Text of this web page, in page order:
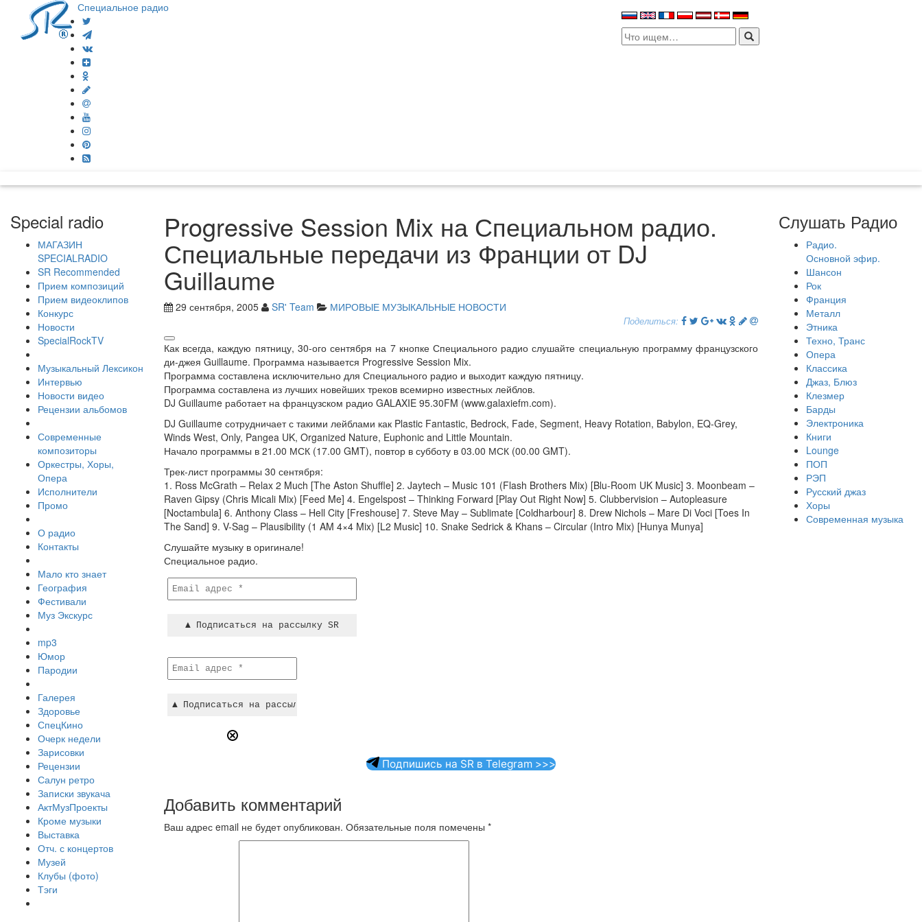
Специальное радио
Search
for:
Special radio
МАГАЗИН
SPECIALRADIO
SR Recommended
Прием композиций
Прием видеоклипов
Конкурс
Новости
SpecialRockTV
Музыкальный Лексикон
Интервью
Новости видео
Рецензии альбомов
Современные
композиторы
Оркестры, Хоры,
Опера
Исполнители
Промо
О радио
Контакты
Мало кто знает
География
Фестивали
Муз Экскурс
mp3
Юмор
Пародии
Галерея
Здоровье
СпецКино
Очерк недели
Зарисовки
Рецензии
Салун ретро
Записки звукача
АктМузПроекты
Кроме музыки
Выставка
Отч. с концертов
Музей
Клубы (фото)
Тэги
Progressive Session Mix на Специальном радио.
Специальные передачи из Франции от DJ
Guillaume
29 сентября, 2005 SR' Team МИРОВЫЕ МУЗЫКАЛЬНЫЕ НОВОСТИ
Поделиться:
Как всегда, каждую пятницу, 30-ого сентября на 7 кнопке Специального радио слушайте специальную программу французского
ди-джея Guillaume. Программа называется Progressive Session Mix.
Программа составлена исключительно для Специального радио и выходит каждую пятницу.
Программа составлена из лучших новейших треков всемирно известных лейблов.
DJ Guillaume работает на французском радио GALAXIE 95.30FM (www.galaxiefm.com).
DJ Guillaume сотрудничает с такими лейблами как Plastic Fantastic, Bedrock, Fade, Segment, Heavy Rotation, Babylon, EQ-Grey,
Winds West, Only, Pangea UK, Organized Nature, Euphonic and Little Mountain.
Начало программы в 21.00 МСК (17.00 GMT), повтор в субботу в 03.00 МСК (00.00 GMT).
Трек-лист программы 30 сентября:
1. Ross McGrath – Relax 2 Much [The Aston Shuffle] 2. Jaytech – Music 101 (Flash Brothers Mix) [Blu-Room UK Music] 3. Moonbeam –
Raven Gipsy (Chris Micali Mix) [Feed Me] 4. Engelspost – Thinking Forward [Play Out Right Now] 5. Clubbervision – Autopleasure
[Noctambula] 6. Anthony Class – Hell City [Freshouse] 7. Steve May – Sublimate [Coldharbour] 8. Drew Nichols – Mare Di Voci [Toes In
The Sand] 9. V-Sag – Plausibility (1 AM 4×4 Mix) [L2 Music] 10. Snake Sedrick & Khans – Circular (Intro Mix) [Hunya Munya]
Слушайте музыку в оригинале!
Специальное радио.
Подпишись на SR в Telegram >>>
Добавить комментарий
Ваш адрес email не будет опубликован. Обязательные поля помечены *
Слушать Радио
Радио.
Основной эфир.
Шансон
Рок
Франция
Металл
Этника
Техно, Транс
Опера
Классика
Джаз, Блюз
Клезмер
Барды
Электроника
Книги
Lounge
ПОП
РЭП
Русский джаз
Хоры
Современная музыка